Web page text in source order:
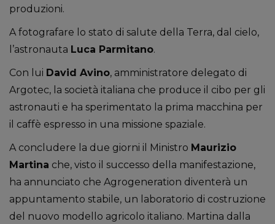
produzioni.
A fotografare lo stato di salute della Terra, dal cielo,
l’astronauta Luca Parmitano.
Con lui David Avino, amministratore delegato di
Argotec, la società italiana che produce il cibo per gli
astronauti e ha sperimentato la prima macchina per
il caffè espresso in una missione spaziale.
A concludere la due giorni il Ministro Maurizio
Martina che, visto il successo della manifestazione,
ha annunciato che Agrogeneration diventerà un
appuntamento stabile, un laboratorio di costruzione
del nuovo modello agricolo italiano. Martina dalla